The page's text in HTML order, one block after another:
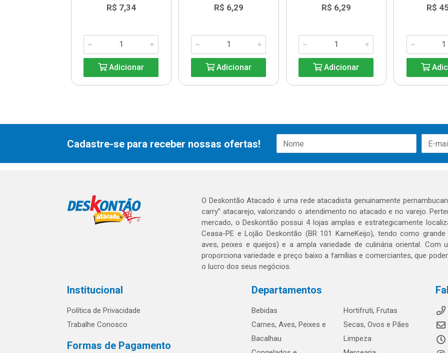
R$ 7,34
Adicionar
R$ 6,29
Adicionar
R$ 6,29
Adicionar
R$
Cadastre-se para receber nossas ofertas!
O Deskontão Atacado é uma rede atacadista genuinamente
carry” atacarejo, valorizando o atendimento no atacado e no varejo.
mercado, o Deskontão possui 4 lojas amplas e estrategicamente
Ceasa-PE e Lojão Deskontão (BR 101 KarneKeijo), tendo como
aves, peixes e queijos) e a ampla variedade de culinária oriental. Com
proporciona variedade e preço baixo a famílias e comerciantes, que
o lucro dos seus negócios.
Institucional
Política de Privacidade
Trabalhe Conosco
Formas de Pagamento
Departamentos
Bebidas
Carnes, Aves, Peixes e
Bacalhau
Hortifruti, Frutas
Secas, Ovos e Pães
Limpeza